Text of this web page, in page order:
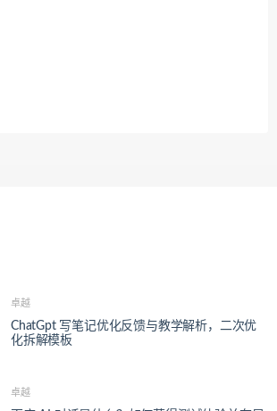
卓越
ChatGpt 写笔记优化反馈与教学解析，二次优
化拆解模板
卓越